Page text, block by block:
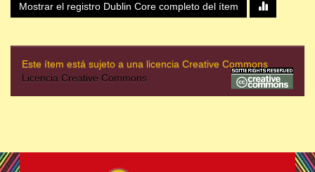
Mostrar el registro Dublin Core completo del ítem
Este ítem está sujeto a una licencia Creative Commons
Licencia Creative Commons